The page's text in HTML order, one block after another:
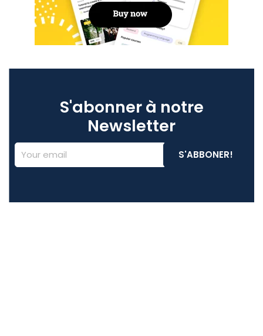
S'abonner à notre
Newsletter